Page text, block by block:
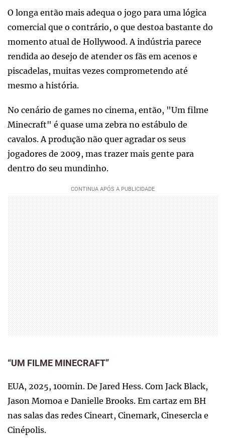
O longa então mais adequa o jogo para uma lógica
comercial que o contrário, o que destoa bastante do
momento atual de Hollywood. A indústria parece
rendida ao desejo de atender os fãs em acenos e
piscadelas, muitas vezes comprometendo até
mesmo a história.
No cenário de games no cinema, então, "Um filme
Minecraft" é quase uma zebra no estábulo de
cavalos. A produção não quer agradar os seus
jogadores de 2009, mas trazer mais gente para
dentro do seu mundinho.
“UM FILME MINECRAFT”
EUA, 2025, 100min. De Jared Hess. Com Jack Black,
Jason Momoa e Danielle Brooks. Em cartaz em BH
nas salas das redes Cineart, Cinemark, Cinesercla e
Cinépolis.